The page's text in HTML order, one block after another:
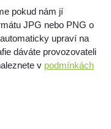
pokud nám jí
JPG nebo PNG o
upraví na
dáváte provozovateli
v podmínkách